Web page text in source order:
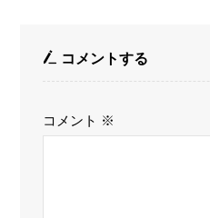
コメントする
コメント ※